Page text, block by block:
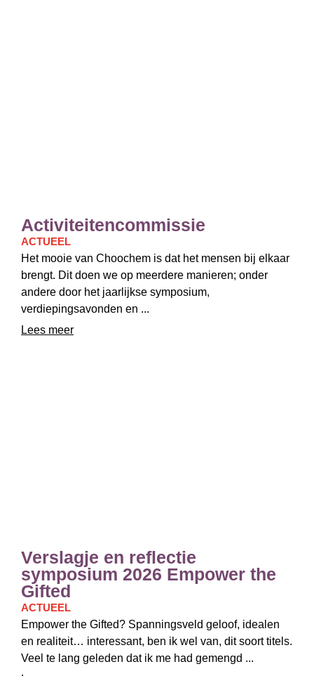
ACTUEEL
Activiteitencommissie
Het mooie van Choochem is dat het mensen bij elkaar
brengt. Dit doen we op meerdere manieren; onder
andere door het jaarlijkse symposium,
verdiepingsavonden en ...
Lees meer
ACTUEEL
Verslagje en reflectie
symposium 2026 Empower the
Gifted
Empower the Gifted? Spanningsveld geloof, idealen
en realiteit… interessant, ben ik wel van, dit soort titels.
Veel te lang geleden dat ik me had gemengd ...